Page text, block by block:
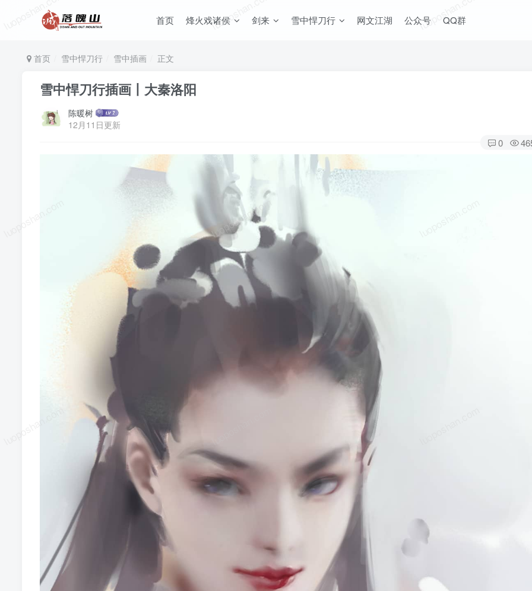
首页 烽火戏诸侯 剑来 雪中悍刀行 网文江湖 公众号 QQ群
首页 雪中悍刀行 雪中插画 正文
雪中悍刀行插画丨大秦洛阳
陈暖树
12月11日更新
0
luoposhan.com luoposhan.com
luoposhan.com
luoposhan.com
luoposhan.com